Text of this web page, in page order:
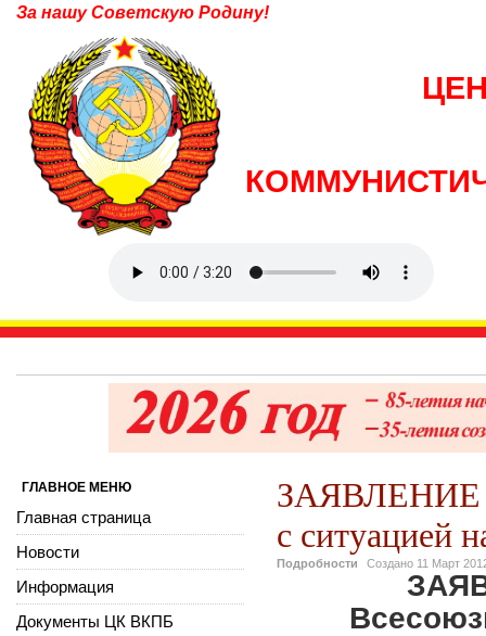
За нашу Советскую Родину!
ЗАЯВЛЕНИЕ
с ситуацией
Подробности Создано 11 Март
ГЛАВНОЕ МЕНЮ
Главная страница
Новости
Информация
Документы ЦК ВКПБ